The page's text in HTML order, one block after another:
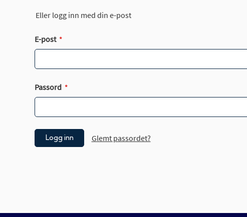
Eller logg inn med din e-post
E-post
Passord
Logg inn Glemt passordet?